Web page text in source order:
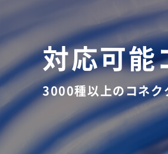
対応可能
3000種以上のコネク